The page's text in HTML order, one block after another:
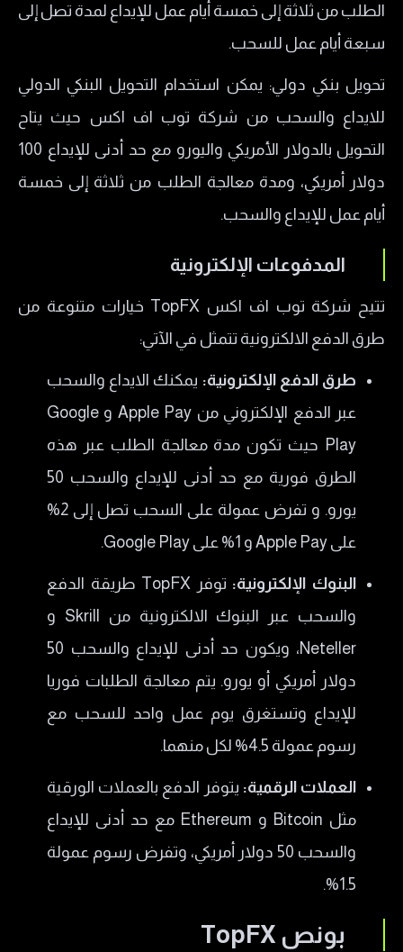
الطلب من ثلاثة إلى خمسة أيام عمل للإيداع لمدة تصل إلى
سبعة أيام عمل للسحب.
تحويل بنكي دولي: يمكن استخدام التحويل البنكي الدولي
للايداع والسحب من شركة توب اف اكس حيث يتاح
التحويل بالدولار الأمريكي واليورو مع حد أدنى للإيداع 100
دولار أمريكي، ومدة معالجة الطلب من ثلاثة إلى خمسة
أيام عمل للإيداع والسحب.
المدفوعات الإلكترونية
تتيح شركة توب اف اكس TopFX خيارات متنوعة من
طرق الدفع الالكترونية تتمثل في الآتي:
طرق الدفع الإلكترونية: يمكنك الايداع والسحب
عبر الدفع الإلكتروني من Apple Pay و Google
Play حيث تكون مدة معالجة الطلب عبر هذه
الطرق فورية مع حد أدنى للإيداع والسحب 50
يورو. و تفرض عمولة على السحب تصل إلى 2%
على Apple Pay و 1% على Google Play.
البنوك الإلكترونية:
توفر TopFX طريقة الدفع
والسحب عبر البنوك الالكترونية من Skrill و
Neteller، ويكون حد أدنى للإيداع والسحب 50
دولار أمريكي أو يورو. يتم معالجة الطلبات فوريا
للإيداع وتستغرق يوم عمل واحد للسحب مع
رسوم عمولة 4.5% لكل منهما.
العملات الرقمية: يتوفر الدفع بالعملات الورقية
مثل Bitcoin و Ethereum مع حد أدنى للإيداع
والسحب 50 دولار أمريكي، وتفرض رسوم عمولة
1.5%.
بونص TopFX